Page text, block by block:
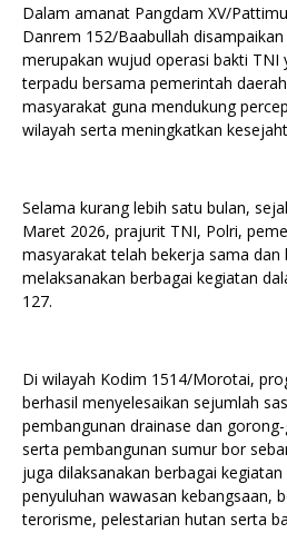
Dalam amanat Pangdam XV/
Danrem 152/Baabullah
merupakan wujud operasi bakti TNI
terpadu bersama pemerintah
masyarakat guna mendukung
wilayah serta meningkatkan
Selama kurang lebih satu bulan,
Maret 2026, prajurit TNI, Polri,
masyarakat telah bekerja sama dan
melaksanakan berbagai kegiatan
127.
Di wilayah Kodim 1514/Morotai,
berhasil menyelesaikan sejumlah
pembangunan drainase dan
serta pembangunan sumur bor
juga dilaksanakan berbagai
penyuluhan wawasan kebangsaan,
terorisme, pelestarian hutan serta